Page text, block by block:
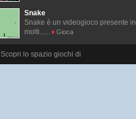
Snake
Snake è un videogioco presente in
molti......
Gioca
Scopri lo spazio giochi di